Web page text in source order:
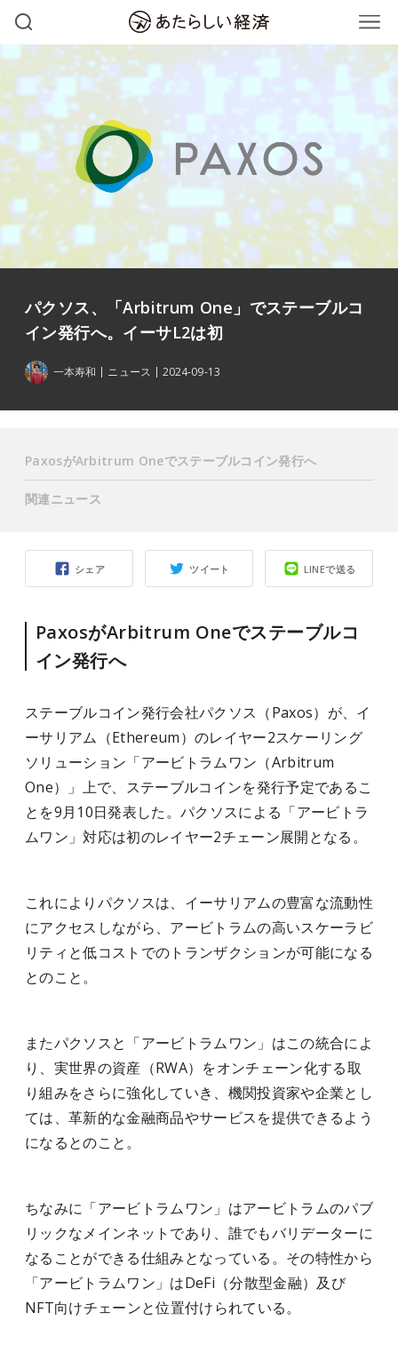
パクソス、「Arbitrum One」でステーブルコ
イン発行へ。イーサL2は初
一本寿和 ニュース 2024-09-13
シェア ツイート LINEで送る
PaxosがArbitrum Oneでステーブルコ
イン発行へ
ステーブルコイン発行会社パクソス（Paxos）が、イ
ーサリアム（Ethereum）のレイヤー2スケーリング
ソリューション「アービトラムワン（Arbitrum
One）」上で、ステーブルコインを発行予定であるこ
とを9月10日発表した。パクソスによる「アービトラ
ムワン」対応は初のレイヤー2チェーン展開となる。
これによりパクソスは、イーサリアムの豊富な流動性
にアクセスしながら、アービトラムの高いスケーラビ
リティと低コストでのトランザクションが可能になる
とのこと。
またパクソスと「アービトラムワン」はこの統合によ
り、実世界の資産（RWA）をオンチェーン化する取
り組みをさらに強化していき、機関投資家や企業とし
ては、革新的な金融商品やサービスを提供できるよう
になるとのこと。
ちなみに「アービトラムワン」はアービトラムのパブ
リックなメインネットであり、誰でもバリデーターに
なることができる仕組みとなっている。その特性から
「アービトラムワン」はDeFi（分散型金融）及び
NFT向けチェーンと位置付けられている。
PaxosがArbitrum Oneでステーブルコイン発行へ
関連ニュース